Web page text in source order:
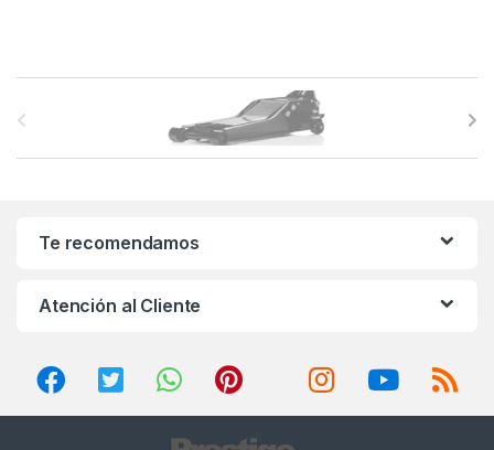
Te recomendamos
Atención al Cliente